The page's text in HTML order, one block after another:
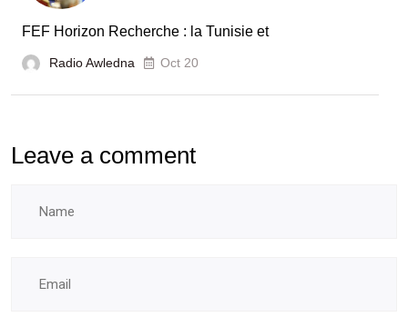
FEF Horizon Recherche : la Tunisie et
Radio Awledna Oct 20
Leave a comment